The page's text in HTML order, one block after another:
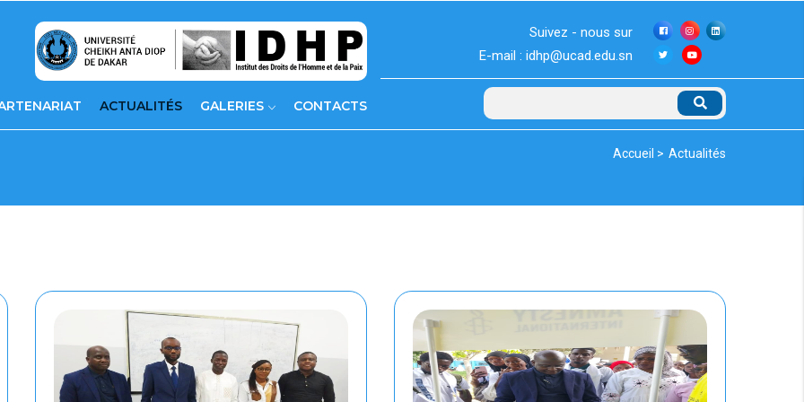
Suivez - nous sur
E-mail : idhp@ucad.edu.sn
ACTUALITÉS GALERIES CONTACTS Rechercher
Fil
Accueil > Actualités